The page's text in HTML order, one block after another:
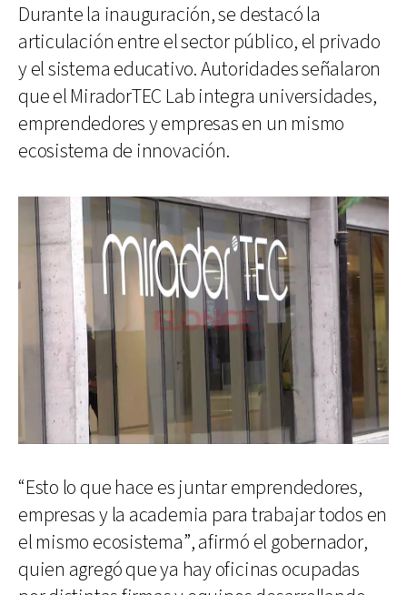
Durante la inauguración, se destacó la
articulación entre el sector público, el privado
y el sistema educativo. Autoridades señalaron
que el MiradorTEC Lab integra universidades,
emprendedores y empresas en un mismo
ecosistema de innovación.
“Esto lo que hace es juntar emprendedores,
empresas y la academia para trabajar todos en
el mismo ecosistema”, afirmó el gobernador,
quien agregó que ya hay oficinas ocupadas